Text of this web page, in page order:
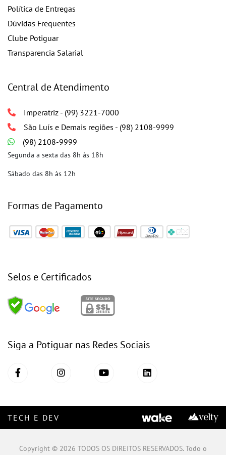
Política de Entregas
Dúvidas Frequentes
Clube Potiguar
Transparencia Salarial
Central de Atendimento
Imperatriz - (99) 3221-7000
São Luís e Demais regiões - (98) 2108-9999
(98) 2108-9999
Segunda a sexta das 8h às 18h
Sábado das 8h às 12h
Formas de Pagamento
Selos e Certificados
Siga a Potiguar nas Redes Sociais
TECH E DEV
Copyright © 2026 TODOS OS DIREITOS RESERVADOS. Todo o